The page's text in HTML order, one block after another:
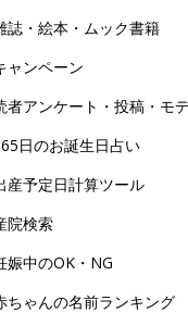
誌・絵本・ムック書籍
ャンペーン
者アンケート・投稿・モ
日のお誕生日占い
産予定日計算ツール
院検索
娠中のOK・NG
ちゃんの名前ランキング